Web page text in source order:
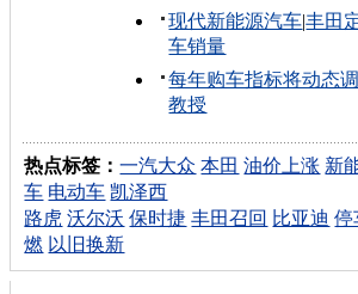
现代新能源汽车|丰田
车销量
每年购车指标将动态
教授
热点标签：一汽大众 本田 油价上涨 新
车 电动车 凯泽西
路虎 沃尔沃 保时捷 丰田召回 比亚迪 停
燃 以旧换新